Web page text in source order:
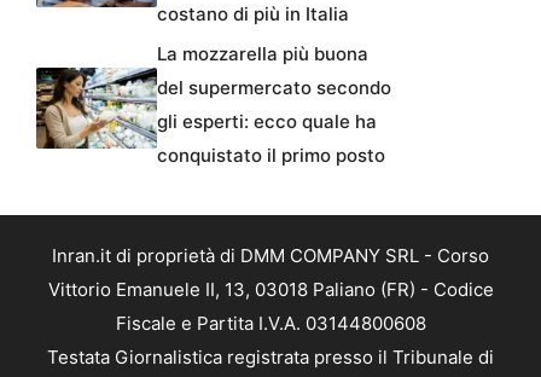
costano di più in Italia
La mozzarella più buona
del supermercato secondo
gli esperti: ecco quale ha
conquistato il primo posto
Inran.it di proprietà di DMM COMPANY SRL - Corso
Vittorio Emanuele II, 13, 03018 Paliano (FR) - Codice
Fiscale e Partita I.V.A. 03144800608
Testata Giornalistica registrata presso il Tribunale di